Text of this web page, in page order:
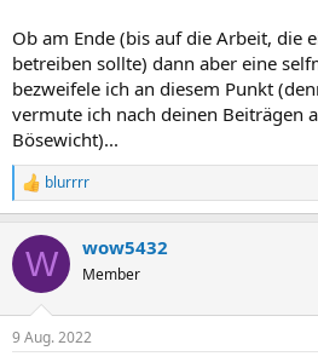
Ob am Ende (bis auf die Arbeit, die
betreiben sollte) dann aber eine
bezweifele ich an diesem Punkt
vermute ich nach deinen Beiträgen
Bösewicht)...
R
e
k
i
e
blurrrr
W wow5432
Member
9 Aug. 2022